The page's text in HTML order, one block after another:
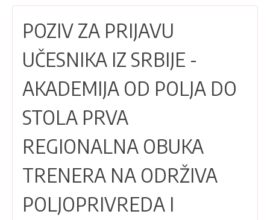
EU INTEGRACIJA
RURALNI RAZVOJ
UMREŽAVANJE
PARTNERI
KONTAKTI
POZIV ZA PRIJAVU
UČESNIKA IZ SRBIJE -
AKADEMIJA OD POLJA DO
STOLA PRVA
REGIONALNA OBUKA
TRENERA NA ODRŽIVA
POLJOPRIVREDA I